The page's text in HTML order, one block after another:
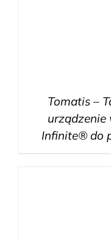
Tomatis –
urządzenie
Infinite® do